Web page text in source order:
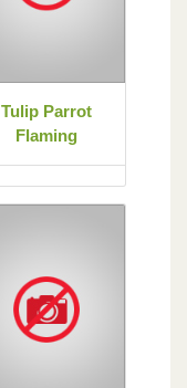
Tulip Parrot
Flaming